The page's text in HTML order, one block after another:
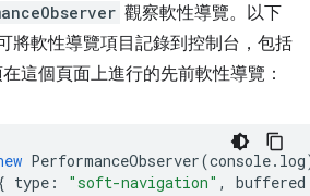
觀察軟性導覽。以下
將軟性導覽項目記錄到控制台，包括
這個頁面上進行的先前軟性導覽：
PerformanceObserver(console. log
type : "soft-navigation" , buffered